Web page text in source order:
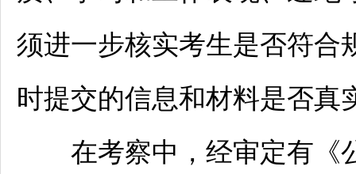
须进一步核实考生是否符合
时提交的信息和材料是否真
在考察中，经审定有《公